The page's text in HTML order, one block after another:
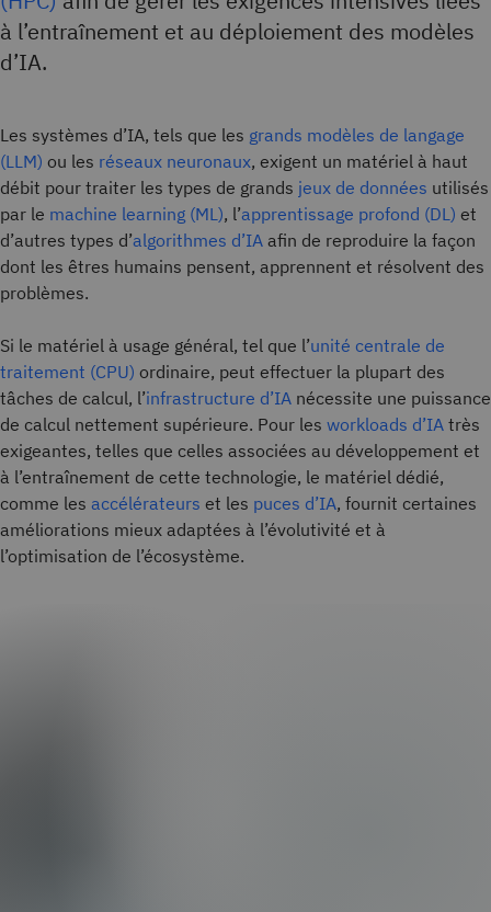
à l’entraînement et au déploiement des modèles
d’IA.
Les systèmes d’IA, tels que les grands modèles de langage
(LLM) ou les réseaux neuronaux, exigent un matériel à haut
débit pour traiter les types de grands jeux de données utilisés
par le machine learning (ML), l’apprentissage profond (DL) et
d’autres types d’algorithmes d’IA afin de reproduire la façon
dont les êtres humains pensent, apprennent et résolvent des
problèmes.
Si le matériel à usage général, tel que l’unité centrale de
traitement (CPU) ordinaire, peut effectuer la plupart des
tâches de calcul, l’infrastructure d’IA nécessite une puissance
de calcul nettement supérieure. Pour les workloads d’IA très
exigeantes, telles que celles associées au développement et
à l’entraînement de cette technologie, le matériel dédié,
comme les accélérateurs et les puces d’IA, fournit certaines
améliorations mieux adaptées à l’évolutivité et à
l’optimisation de l’écosystème.